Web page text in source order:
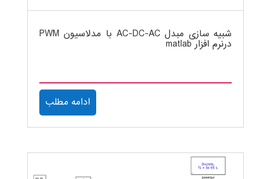
شبیه سازی مبدل AC-DC-AC با مدلاسیون PWM
درنرم افزار matlab
ادامه مطلب